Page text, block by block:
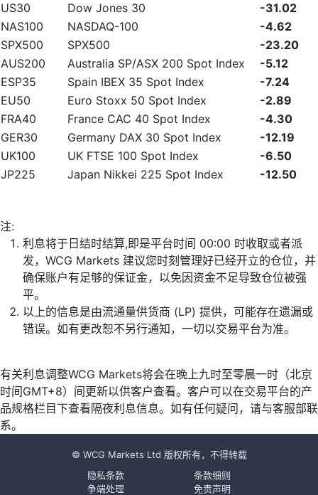
US30
Dow Jones 30
-31.02
NAS100
NASDAQ-100
-4.62
SPX500
SPX500
-23.20
AUS200
Australia SP/ASX 200 Spot Index
-5.12
ESP35
Spain IBEX 35 Spot Index
-7.24
EU50
Euro Stoxx 50 Spot Index
-2.89
FRA40
France CAC 40 Spot Index
-4.30
GER30
Germany DAX 30 Spot Index
-12.19
UK100
UK FTSE 100 Spot Index
-6.50
JP225
Japan Nikkei 225 Spot Index -12.50
注:
利息将于日结时结算,即是平台时间 00:00 时收取或者派
发，WCG Markets 建议您时刻管理好已经开立的仓位，并
确保账户有足够的保证金，以免因资金不足导致仓位被强
平。
以上的信息是由流通量供货商 (LP) 提供，可能存在遗漏或
错误。如有更改恕不另行通知，一切以交易平台为准。
有关利息调整WCG Markets将会在晚上九时至零晨一时（北京
时间GMT+8）间更新以供客户查看。客户可以在交易平台的产
品规格栏目下查看隔夜利息信息。如有任何疑问，请与客服部联
系。
© WCG Markets Ltd 版权所有，不得转载
隐私条款
条款细则
争端处理
免责声明